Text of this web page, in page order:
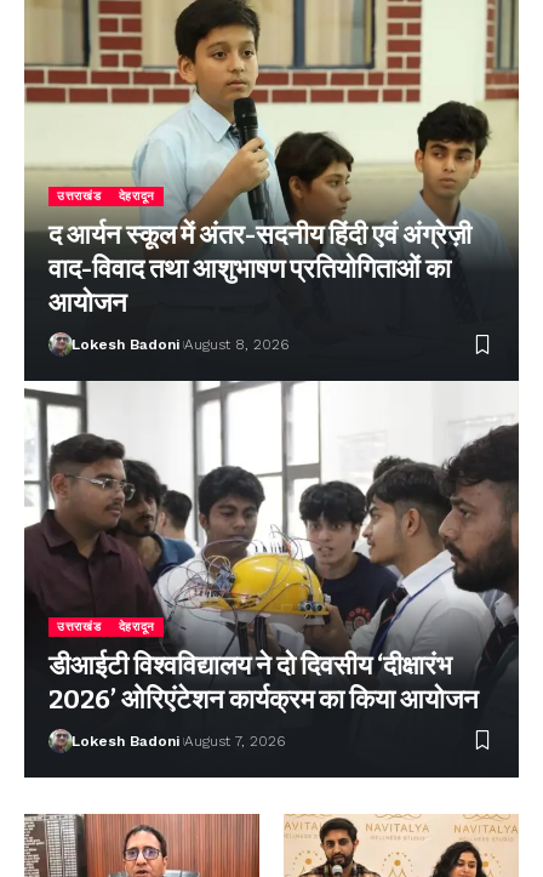
उत्तराखंड देहरादून
द आर्यन स्कूल में अंतर-सदनीय हिंदी एवं अंग्रेज़ी
वाद-विवाद तथा आशुभाषण प्रतियोगिताओं का
आयोजन
Lokesh Badoni August 8, 2026
उत्तराखंड देहरादून
डीआईटी विश्वविद्यालय ने दो दिवसीय ‘दीक्षारंभ
2026’ ओरिएंटेशन कार्यक्रम का किया आयोजन
Lokesh Badoni August 7, 2026